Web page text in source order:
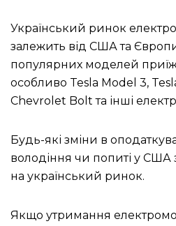
Український ринок
залежить від США та
популярних моделей
особливо Tesla Model 3,
Chevrolet Bolt та інші
Будь-які зміни в
володіння чи попиті у США
на український ринок.
Якщо утримання